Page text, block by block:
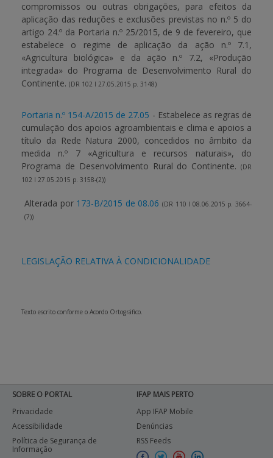
compromissos ou outras obrigações, para efeitos da
aplicação das reduções e exclusões previstas no n.º 5 do
artigo 24.º da Portaria n.º 25/2015, de 9 de fevereiro, que
estabelece o regime de aplicação da ação n.º 7.1,
«Agricultura biológica» e da ação n.º 7.2, «Produção
integrada» do Programa de Desenvolvimento Rural do
Continente. (DR 102 I 27.05.2015 p. 3148)
Portaria n.º 154-A/2015 de 27.05 - Estabelece as regras de
cumulação dos apoios agroambientais e clima e apoios a
título da Rede Natura 2000, concedidos no âmbito da
medida n.º 7 «Agricultura e recursos naturais», do
Programa de Desenvolvimento Rural do Continente. (DR
102 I 27.05.2015 p. 3158-(2))
Alterada por 173-B/2015 de 08.06 (DR 110 I 08.06.2015 p. 3664-
(7))
LEGISLAÇÃO RELATIVA À CONDICIONALIDADE
Texto escrito conforme o Acordo Ortográfico.
SOBRE O PORTAL
Privacidade
Acessibilidade
Política de Segurança de
Informação
IFAP MAIS PERTO
App IFAP Mobile
Denúncias
RSS Feeds